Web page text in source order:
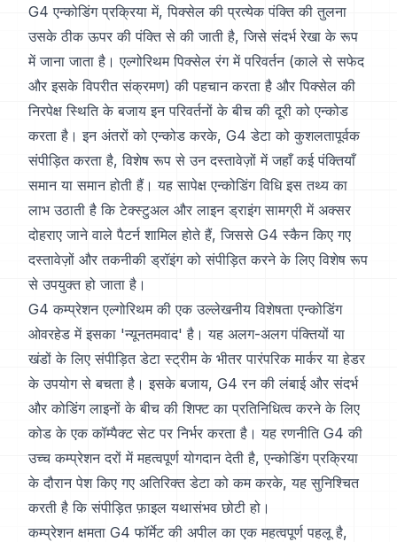
G4 एन्कोडिंग प्रक्रिया में, पिक्सेल की प्रत्येक पंक्ति की तुलना
उसके ठीक ऊपर की पंक्ति से की जाती है, जिसे संदर्भ रेखा के रूप
में जाना जाता है। एल्गोरिथम पिक्सेल रंग में परिवर्तन (काले से सफेद
और इसके विपरीत संक्रमण) की पहचान करता है और पिक्सेल की
निरपेक्ष स्थिति के बजाय इन परिवर्तनों के बीच की दूरी को एन्कोड
करता है। इन अंतरों को एन्कोड करके, G4 डेटा को कुशलतापूर्वक
संपीड़ित करता है, विशेष रूप से उन दस्तावेज़ों में जहाँ कई पंक्तियाँ
समान या समान होती हैं। यह सापेक्ष एन्कोडिंग विधि इस तथ्य का
लाभ उठाती है कि टेक्स्टुअल और लाइन ड्राइंग सामग्री में अक्सर
दोहराए जाने वाले पैटर्न शामिल होते हैं, जिससे G4 स्कैन किए गए
दस्तावेज़ों और तकनीकी ड्रॉइंग को संपीड़ित करने के लिए विशेष रूप
से उपयुक्त हो जाता है।
G4 कम्प्रेशन एल्गोरिथम की एक उल्लेखनीय विशेषता एन्कोडिंग
ओवरहेड में इसका 'न्यूनतमवाद' है। यह अलग-अलग पंक्तियों या
खंडों के लिए संपीड़ित डेटा स्ट्रीम के भीतर पारंपरिक मार्कर या हेडर
के उपयोग से बचता है। इसके बजाय, G4 रन की लंबाई और संदर्भ
और कोडिंग लाइनों के बीच की शिफ्ट का प्रतिनिधित्व करने के लिए
कोड के एक कॉम्पैक्ट सेट पर निर्भर करता है। यह रणनीति G4 की
उच्च कम्प्रेशन दरों में महत्वपूर्ण योगदान देती है, एन्कोडिंग प्रक्रिया
के दौरान पेश किए गए अतिरिक्त डेटा को कम करके, यह सुनिश्चित
करती है कि संपीड़ित फ़ाइल यथासंभव छोटी हो।
कम्प्रेशन क्षमता G4 फॉर्मेट की अपील का एक महत्वपूर्ण पहलू है,